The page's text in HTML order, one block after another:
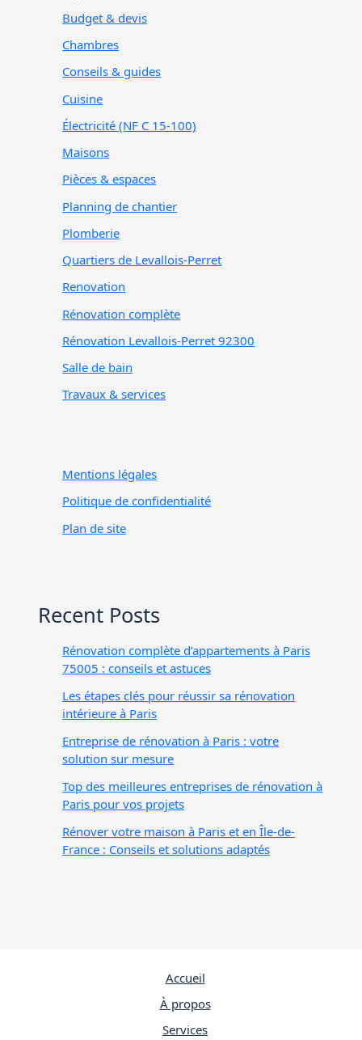
Budget & devis
Chambres
Conseils & guides
Cuisine
Électricité (NF C 15-100)
Maisons
Pièces & espaces
Planning de chantier
Plomberie
Quartiers de Levallois-Perret
Renovation
Rénovation complète
Rénovation Levallois-Perret 92300
Salle de bain
Travaux & services
Mentions légales
Politique de confidentialité
Plan de site
Recent Posts
Rénovation complète d’appartements à Paris
75005 : conseils et astuces
Les étapes clés pour réussir sa rénovation
intérieure à Paris
Entreprise de rénovation à Paris : votre
solution sur mesure
Top des meilleures entreprises de rénovation à
Paris pour vos projets
Rénover votre maison à Paris et en Île-de-
France : Conseils et solutions adaptés
Accueil
À propos
Services